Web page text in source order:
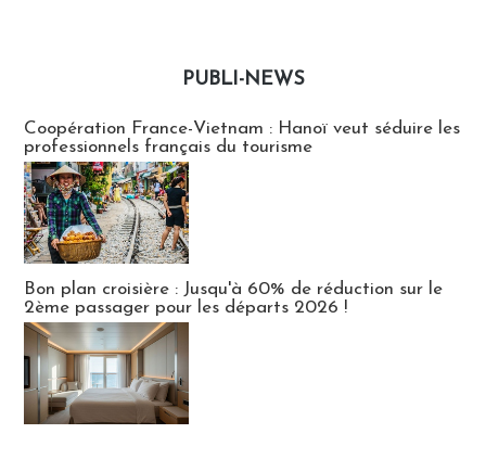
PUBLI-NEWS
Coopération France-Vietnam : Hanoï veut séduire les
professionnels français du tourisme
Bon plan croisière : Jusqu'à 60% de réduction sur le
2ème passager pour les départs 2026 !